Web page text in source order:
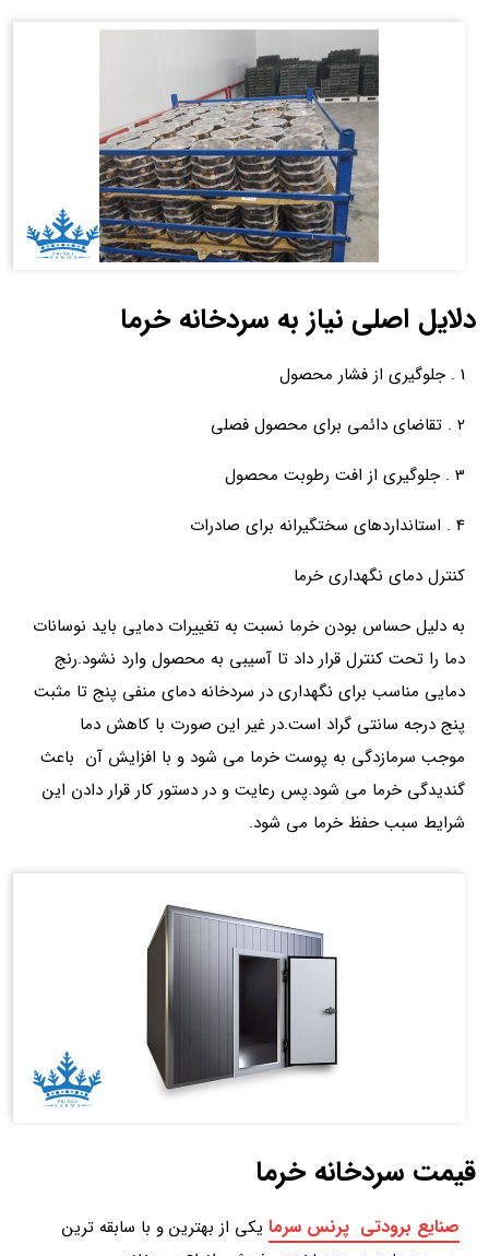
دلایل اصلی نیاز به سردخانه خرما
1 . جلوگیری از فشار محصول
2 . تقاضای دائمی برای محصول فصلی
3 . جلوگیری از افت رطوبت محصول
4 . استانداردهای سختگیرانه برای صادرات
کنترل دمای نگهداری خرما
به دلیل حساس بودن خرما نسبت به تغییرات دمایی باید نوسانات
دما را تحت کنترل قرار داد تا آسیبی به محصول وارد نشود.رنج
دمایی مناسب برای نگهداری در سردخانه دمای منفی پنج تا مثبت
پنج درجه سانتی گراد است.در غیر این صورت با کاهش دما
موجب سرمازدگی به‌ پوست خرما می شود و با افزایش آن باعث
گندیدگی خرما می شود.پس رعایت و در دستور کار قرار دادن این
شرایط سبب حفظ خرما می شود.
قیمت سردخانه خرما
صنایع برودتی پرنس سرما یکی از بهترین و با سابقه ترین